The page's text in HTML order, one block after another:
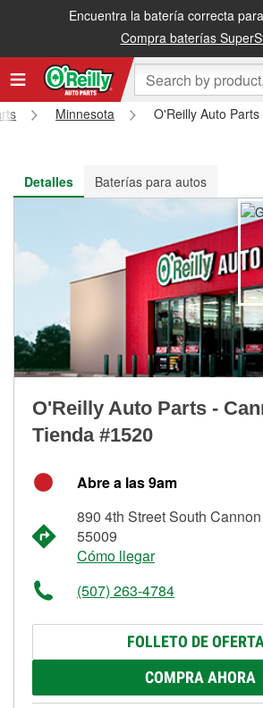
Encuentra la batería correcta
Compra baterías
Recibe tu orden gratis al día siguiente o
Minnesota
O'Reilly Auto
Detalles
Baterías para autos
O'Reilly Auto Parts -
Tienda #1520
Abre a las 9am
890 4th Street South
55009
Cómo llegar
(507) 263-4784
FOLLETO DE
COMPRA AHORA